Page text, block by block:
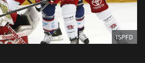
ISPFD